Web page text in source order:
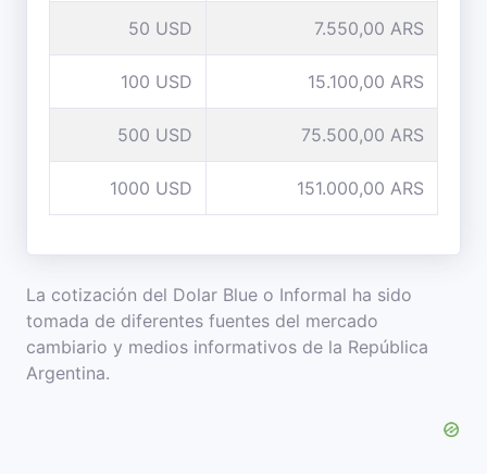
50 USD 7.550,00 ARS
100 USD 15.100,00 ARS
500 USD 75.500,00 ARS
1000 USD 151.000,00 ARS
La cotización del Dolar Blue o Informal ha sido
tomada de diferentes fuentes del mercado
cambiario y medios informativos de la República
Argentina.